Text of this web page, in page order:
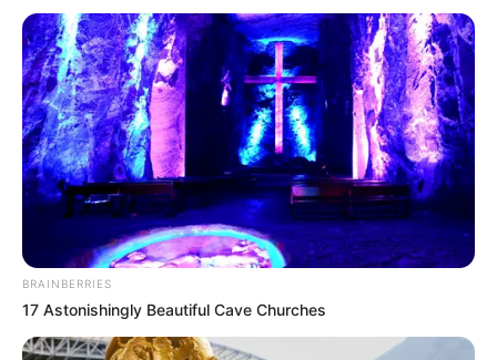
Foto: Alexandre Sá/EPTV
ShareFacebookWhatsAppTelegramMessenger
X
BRAINBERRIES
17 Astonishingly Beautiful Cave Churches